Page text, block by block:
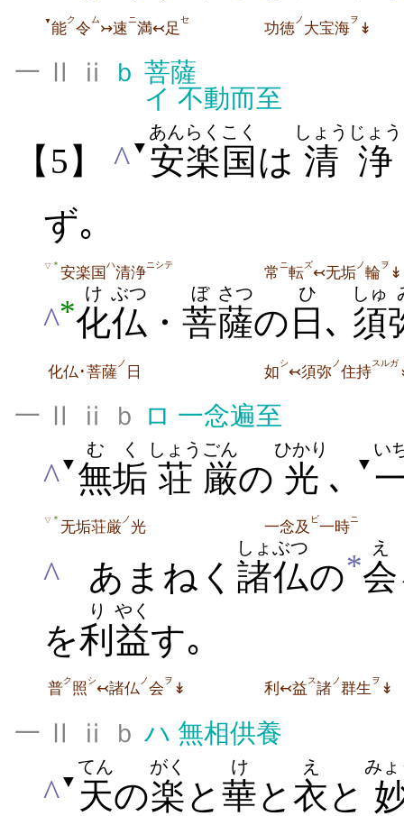
▼能ク令ム↣速ニ満↢足セ 功徳ノ 大宝海ヲ ↡
一 Ⅱ ⅱ ｂ 菩薩
イ 不動而至
【5】 ^ ▼ 安楽国
あんらくこく
は 清浄
しょうじょう
ず｡
▽ ＊ 安楽国 ハ清浄ニシテ 常 ニ転ズ↢无垢 ノ輪ヲ ↡
^*化
け
仏
ぶつ
・ 菩
ぼ
薩
さつ
の 日
ひ
､ 須
しゅ
化仏･菩薩 ノ 日 如シ↢須弥 ノ住持スルガ
一 Ⅱ ⅱ ｂ ロ 一念遍至
^▼ 無垢
むく
荘
しょう
厳
ごん
の 光
ひかり
､ ▼
い
▽ ＊ 无垢荘厳 ノ光 一念及 ビ一時ニ
^ あまねく 諸仏
しょぶつ
の*会
え
を利
り
益
やく
す｡
普ク照 シ↢諸仏 ノ会ヲ ↡ 利↢益ス諸 ノ群生 ヲ ↡
一 Ⅱ ⅱ ｂ ハ 無相供養
^▼ 天
てん
の楽
がく
と 華
け
と 衣
え
と
みょ